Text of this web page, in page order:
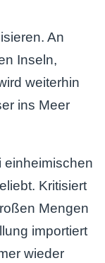
An
Inseln,
weiterhin
ins Meer
einheimischen
Kritisiert
Mengen
importiert
wieder